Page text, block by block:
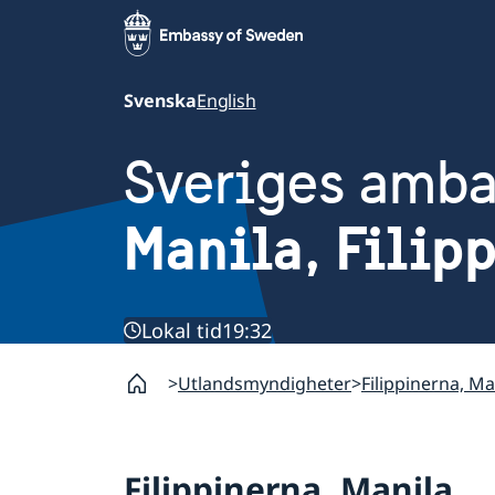
SvenskaEnglish
Sveriges
Manila,
Lokal tid19:32
Utlandsmyndigheter Filippinerna,